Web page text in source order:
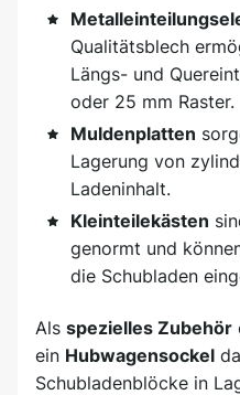
Qualitätsblech
Längs- und
oder 25 mm Raster.
Muldenplatten
Lagerung von
Ladeninhalt.
Kleinteilekästen
genormt und
die Schubladen
Als spezielles Zubehör
ein Hubwagensockel
Schubladenblöcke in